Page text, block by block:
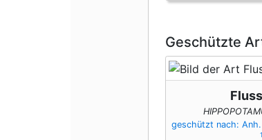
Geschützte
geschützt nach: